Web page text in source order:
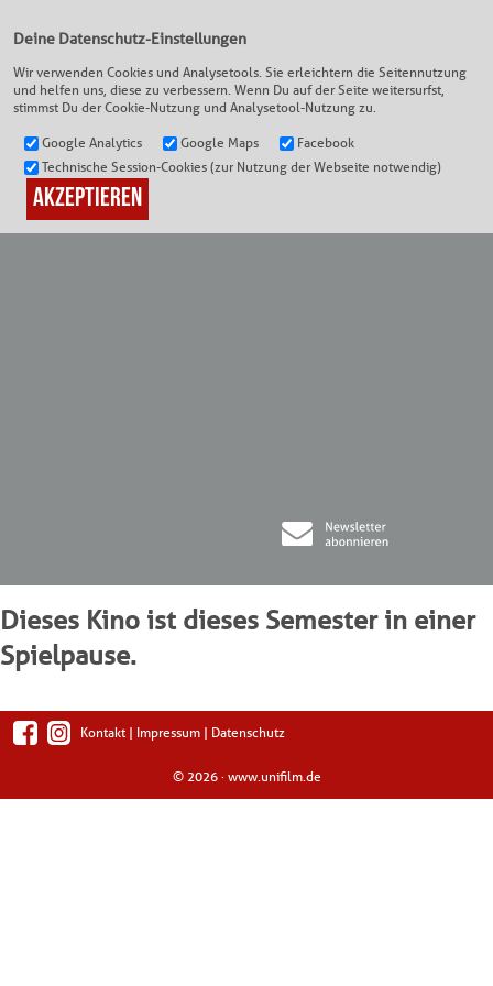
Deine Datenschutz-Einstellungen
Wir verwenden Cookies und Analysetools. Sie erleichtern die Seitennutzung
und helfen uns, diese zu verbessern. Wenn Du auf der Seite weitersurfst,
stimmst Du der Cookie-Nutzung und Analysetool-Nutzung zu.
Google Analytics
Google Maps
Facebook
Technische Session-Cookies (zur Nutzung der Webseite notwendig)
DEIN KINO | CINERAMA WEIDEN
Dieses Kino ist dieses Semester in einer
Spielpause.
Kontakt | Impressum | Datenschutz
© 2026 ·www.unifilm.de